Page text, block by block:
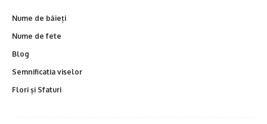
Nume de băieți
Nume de fete
Blog
Semnificatia viselor
Flori și Sfaturi